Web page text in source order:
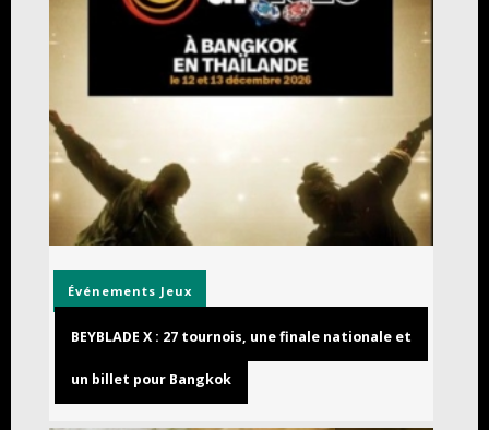
Événements Jeux
BEYBLADE X : 27 tournois, une finale nationale et
un billet pour Bangkok